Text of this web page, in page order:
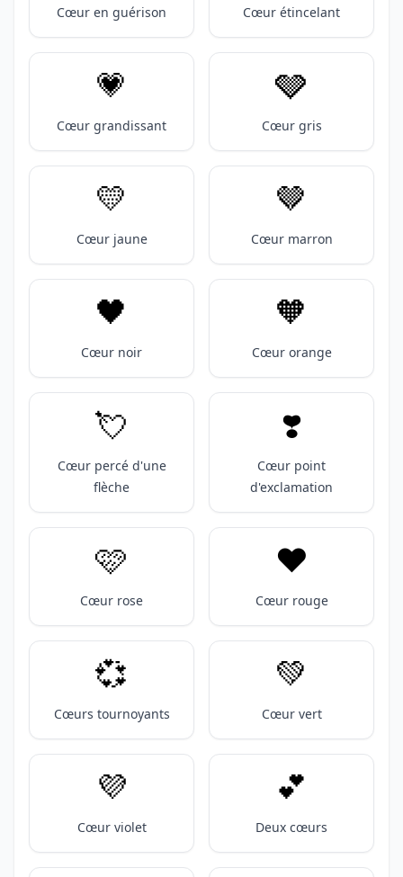
Cœur en guérison Cœur étincelant
💗
Cœur grandissant
🩶
Cœur gris
💛
Cœur jaune
🤎
Cœur marron
🖤
Cœur noir
🧡
Cœur orange
💘
Cœur percé d'une
flèche
❣️
Cœur point
d'exclamation
🩷
Cœur rose
❤️
Cœur rouge
💞
Cœurs tournoyants
💚
Cœur vert
💜
Cœur violet
💕
Deux cœurs